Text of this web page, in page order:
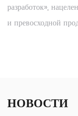
разработок»,
и превосходной
НОВОСТИ